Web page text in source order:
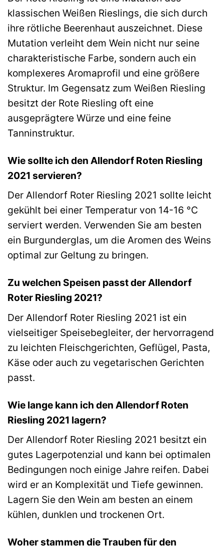
klassischen Weißen Rieslings, die sich durch
ihre rötliche Beerenhaut auszeichnet. Diese
Mutation verleiht dem Wein nicht nur seine
charakteristische Farbe, sondern auch ein
komplexeres Aromaprofil und eine größere
Struktur. Im Gegensatz zum Weißen Riesling
besitzt der Rote Riesling oft eine
ausgeprägtere Würze und eine feine
Tanninstruktur.
Wie sollte ich den Allendorf Roten Riesling
2021 servieren?
Der Allendorf Roter Riesling 2021 sollte leicht
gekühlt bei einer Temperatur von 14-16 °C
serviert werden. Verwenden Sie am besten
ein Burgunderglas, um die Aromen des Weins
optimal zur Geltung zu bringen.
Zu welchen Speisen passt der Allendorf
Roter Riesling 2021?
Der Allendorf Roter Riesling 2021 ist ein
vielseitiger Speisebegleiter, der hervorragend
zu leichten Fleischgerichten, Geflügel, Pasta,
Käse oder auch zu vegetarischen Gerichten
passt.
Wie lange kann ich den Allendorf Roten
Riesling 2021 lagern?
Der Allendorf Roter Riesling 2021 besitzt ein
gutes Lagerpotenzial und kann bei optimalen
Bedingungen noch einige Jahre reifen. Dabei
wird er an Komplexität und Tiefe gewinnen.
Lagern Sie den Wein am besten an einem
kühlen, dunklen und trockenen Ort.
Woher stammen die Trauben für den